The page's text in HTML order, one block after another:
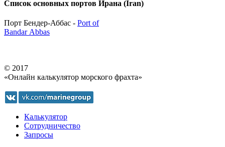
Список основных портов Ирана (Iran)
Порт Бендер-Аббас - Port of
Bandar Abbas
© 2017
«Онлайн калькулятор морского фрахта»
Калькулятор
Сотрудничество
Запросы